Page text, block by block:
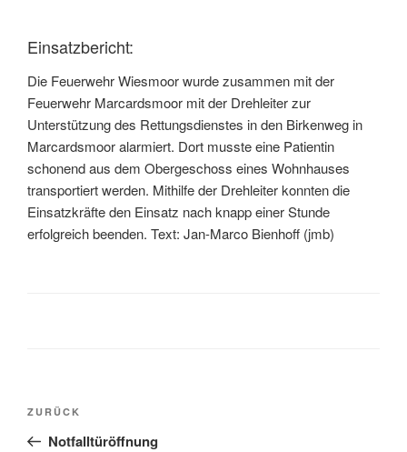
Einsatzbericht:
Die Feuerwehr Wiesmoor wurde zusammen mit der
Feuerwehr Marcardsmoor mit der Drehleiter zur
Unterstützung des Rettungsdienstes in den Birkenweg in
Marcardsmoor alarmiert. Dort musste eine Patientin
schonend aus dem Obergeschoss eines Wohnhauses
transportiert werden. Mithilfe der Drehleiter konnten die
Einsatzkräfte den Einsatz nach knapp einer Stunde
erfolgreich beenden. Text: Jan-Marco Bienhoff (jmb)
ZURÜCK
Notfalltüröffnung